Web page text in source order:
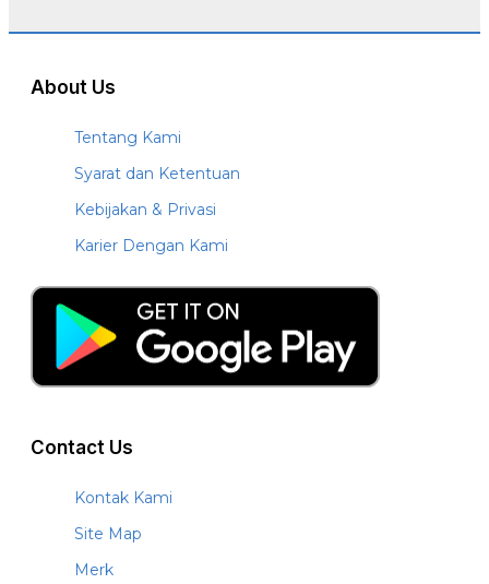
About Us
Tentang Kami
Syarat dan Ketentuan
Kebijakan & Privasi
Karier Dengan Kami
Contact Us
Kontak Kami
Site Map
Merk